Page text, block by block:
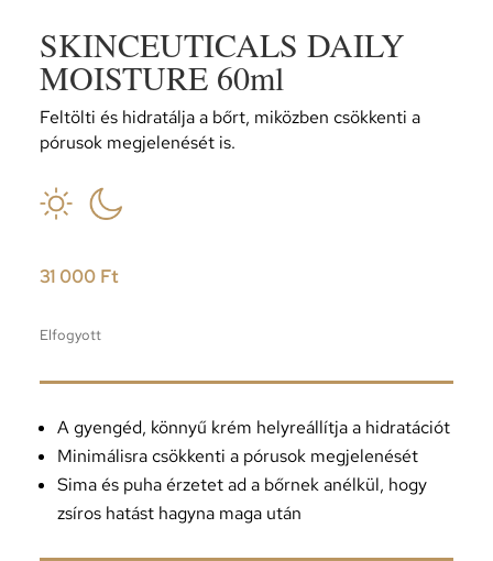
SKINCEUTICALS DAILY
MOISTURE 60ml
Feltölti és hidratálja a bőrt, miközben csökkenti a
pórusok megjelenését is.
31 000 Ft
Elfogyott
A gyengéd, könnyű krém helyreállítja a hidratációt
Minimálisra csökkenti a pórusok megjelenését
Sima és puha érzetet ad a bőrnek anélkül, hogy
zsíros hatást hagyna maga után